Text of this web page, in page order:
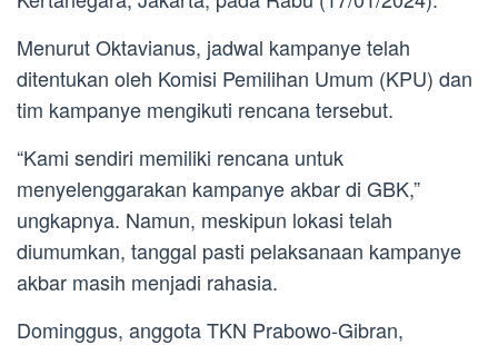
Menurut Oktavianus, jadwal kampanye telah
ditentukan oleh Komisi Pemilihan Umum (KPU) dan
tim kampanye mengikuti rencana tersebut.
“Kami sendiri memiliki rencana untuk
menyelenggarakan kampanye akbar di GBK,”
ungkapnya. Namun, meskipun lokasi telah
diumumkan, tanggal pasti pelaksanaan kampanye
akbar masih menjadi rahasia.
Dominggus, anggota TKN Prabowo-Gibran,